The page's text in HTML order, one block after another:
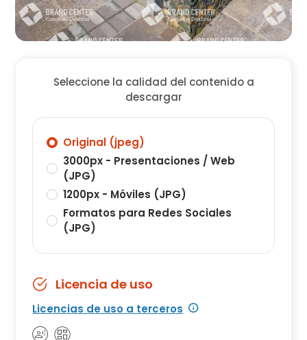
Seleccione la calidad del contenido a
descargar
Original (jpeg)
3000px - Presentaciones / Web
(JPG)
1200px - Móviles (JPG)
Formatos para Redes Sociales
(JPG)
Licencia de uso
Licencias de uso a terceros